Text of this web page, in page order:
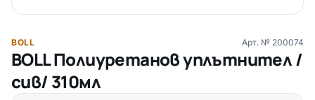
BOLL Арт. № 200074
BOLL Полиуретанов уплътнител /
сив/ 310мл